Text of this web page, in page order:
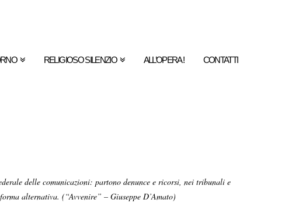
RELIGIOSO SILENZIO ALL’OPERA ! CONTATTI
delle comunicazioni: partono denunce e ricorsi, nei tribunali e
alternativa. (“Avvenire” – Giuseppe D’Amato)